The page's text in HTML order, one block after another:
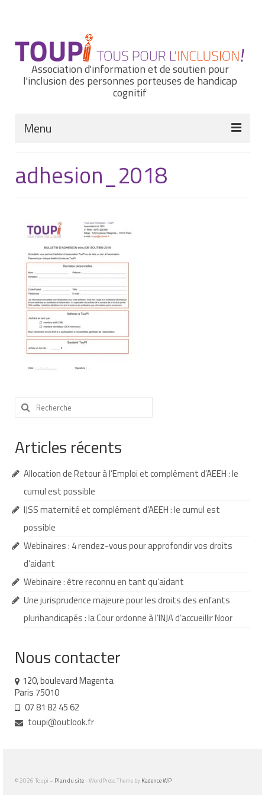
Association d'information et de soutien pour
l'inclusion des personnes porteuses de handicap
cognitif
Menu
Nous connaître
Nos missions et nos valeurs
Notre équipe
Nos partenaires
Nos livres
Nos livres adaptés
Les troubles sensoriels
Dossier MDPH
Projet de vie
Demande d’allocations
Demande d’orientation
Autres aides financières
Aides municipales
Aide aux démarches relatives à la
scolarisation
Scolarisation : conseils pour obtenir une
adhesion_2018
Rechercher
:
Articles récents
Allocation de Retour à l’Emploi et complément d’AEEH : le
cumul est possible
IJSS maternité et complément d’AEEH : le cumul est
possible
Webinaires : 4 rendez-vous pour approfondir vos droits
d’aidant
Webinaire : être reconnu en tant qu’aidant
Une jurisprudence majeure pour les droits des enfants
plurihandicapés : la Cour ordonne à l’INJA d’accueillir Noor
Nous contacter
120, boulevard Magenta
Paris 75010
07 81 82 45 62
toupi@outlook.fr
© 2026 Toupi – Plan du site - WordPress Theme by Kadence WP